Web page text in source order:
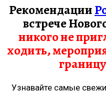
Рекомендации
встрече
никого не
ходить,
Узнавайте самые